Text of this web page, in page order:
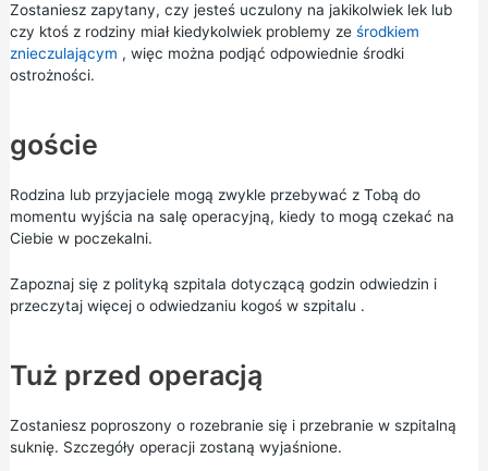
Zostaniesz zapytany, czy jesteś uczulony na jakikolwiek lek lub
czy ktoś z rodziny miał kiedykolwiek problemy ze środkiem
znieczulającym , więc można podjąć odpowiednie środki
ostrożności.
goście
Rodzina lub przyjaciele mogą zwykle przebywać z Tobą do
momentu wyjścia na salę operacyjną, kiedy to mogą czekać na
Ciebie w poczekalni.
Zapoznaj się z polityką szpitala dotyczącą godzin odwiedzin i
przeczytaj więcej o odwiedzaniu kogoś w szpitalu .
Tuż przed operacją
Zostaniesz poproszony o rozebranie się i przebranie w szpitalną
suknię. Szczegóły operacji zostaną wyjaśnione.